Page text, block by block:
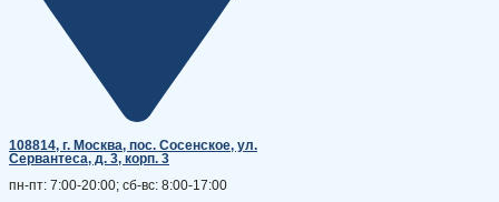
108814, г. Москва, поc. Сосенское, ул.
Сервантеса, д. 3, корп. 3
пн-пт: 7:00-20:00; сб-вс: 8:00-17:00